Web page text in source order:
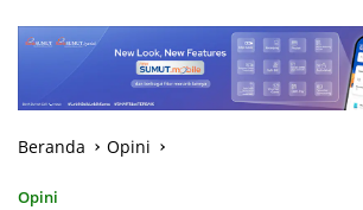
Beranda Opini
Opini